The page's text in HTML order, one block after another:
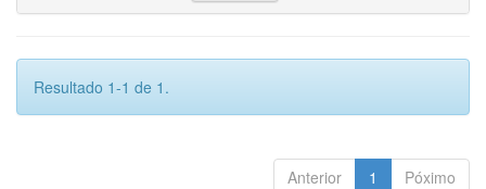
Resultado 1-1 de 1.
Anterior 1 Póximo